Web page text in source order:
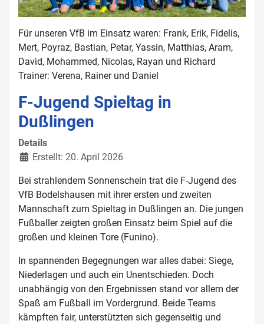
Für unseren VfB im Einsatz waren: Frank, Erik, Fidelis,
Mert, Poyraz, Bastian, Petar, Yassin, Matthias, Aram,
David, Mohammed, Nicolas, Rayan und Richard
Trainer: Verena, Rainer und Daniel
F-Jugend Spieltag in
Dußlingen
Details
Erstellt: 20. April 2026
Bei strahlendem Sonnenschein trat die F-Jugend des
VfB Bodelshausen mit ihrer ersten und zweiten
Mannschaft zum Spieltag in Dußlingen an. Die jungen
Fußballer zeigten großen Einsatz beim Spiel auf die
großen und kleinen Tore (Funino).
In spannenden Begegnungen war alles dabei: Siege,
Niederlagen und auch ein Unentschieden. Doch
unabhängig von den Ergebnissen stand vor allem der
Spaß am Fußball im Vordergrund. Beide Teams
kämpften fair, unterstützten sich gegenseitig und